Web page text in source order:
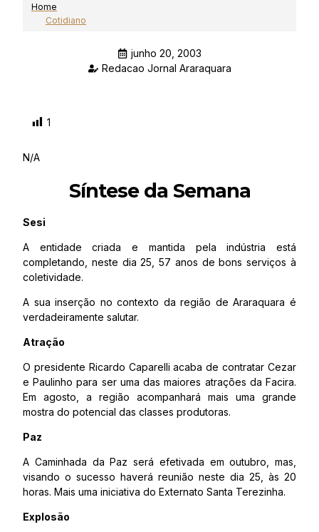
Home
Cotidiano
junho 20, 2003
Redacao Jornal Araraquara
1
N/A
Síntese da Semana
Sesi
A entidade criada e mantida pela indústria está
completando, neste dia 25, 57 anos de bons serviços à
coletividade.
A sua inserção no contexto da região de Araraquara é
verdadeiramente salutar.
Atração
O presidente Ricardo Caparelli acaba de contratar Cezar
e Paulinho para ser uma das maiores atrações da Facira.
Em agosto, a região acompanhará mais uma grande
mostra do potencial das classes produtoras.
Paz
A Caminhada da Paz será efetivada em outubro, mas,
visando o sucesso haverá reunião neste dia 25, às 20
horas. Mais uma iniciativa do Externato Santa Terezinha.
Explosão